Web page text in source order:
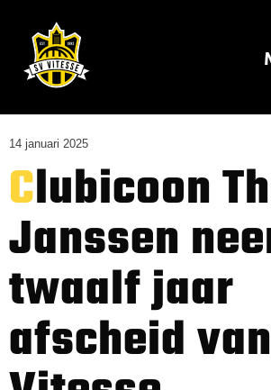
14 januari 2025
Clubicoon Theo
Janssen
twaalf jaar
afscheid van